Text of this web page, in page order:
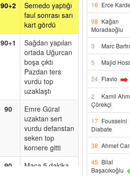
90+2
Semedo yaptığı
faul sonrası sarı
kart gördü
90+1
Sağdan yapılan
ortada Uğurcan
boşa çıktı
Pazdan ters
vurdu top
uzaklaştı
90
Emre Güral
uzaktan sert
vurdu defanstan
seken top
kornere gitti
90
Maça 5 dakika
16 Erce
98 Kağan
Moradaoğlu
3
Marc
5
Majid
24 Flavio
2
Kamil
Çörekçi
17 Fousseini
Diabate
38 Ahmet
45 Bilal
Başacıkoğlu